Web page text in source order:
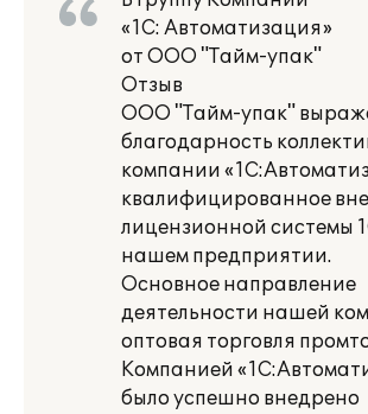
«1С: Автоматизация»
от ООО "Тайм-упак"
Отзыв
ООО "Тайм-упак"
благодарность
компании
квалифицированное
лицензионной системы
нашем предприятии.
Основное направление
деятельности нашей
оптовая торговля
Компанией
было успешно внедрено